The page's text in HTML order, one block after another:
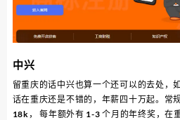
中兴
留重庆的话中兴也算一个还可以的去处，
话在重庆还是不错的，年薪四十万起。常
18k， 每年额外有 1-3 个月的年终奖，在